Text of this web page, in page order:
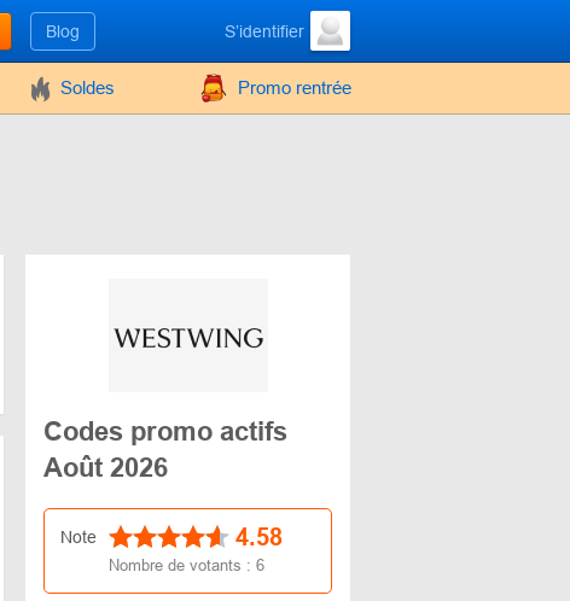
Blog S’identifier
Soldes Promo rentrée
Codes promo actifs
Août 2026
Note 4.58
Nombre de votants : 6